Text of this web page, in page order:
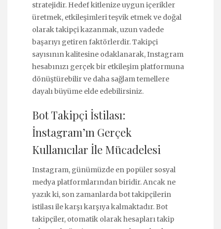
stratejidir. Hedef kitlenize uygun içerikler
üretmek, etkileşimleri teşvik etmek ve doğal
olarak takipçi kazanmak, uzun vadede
başarıyı getiren faktörlerdir. Takipçi
sayısının kalitesine odaklanarak, Instagram
hesabınızı gerçek bir etkileşim platformuna
dönüştürebilir ve daha sağlam temellere
dayalı büyüme elde edebilirsiniz.
Bot Takipçi İstilası:
İnstagram’ın Gerçek
Kullanıcılar İle Mücadelesi
Instagram, günümüzde en popüler sosyal
medya platformlarından biridir. Ancak ne
yazık ki, son zamanlarda bot takipçilerin
istilası ile karşı karşıya kalmaktadır. Bot
takipçiler, otomatik olarak hesapları takip